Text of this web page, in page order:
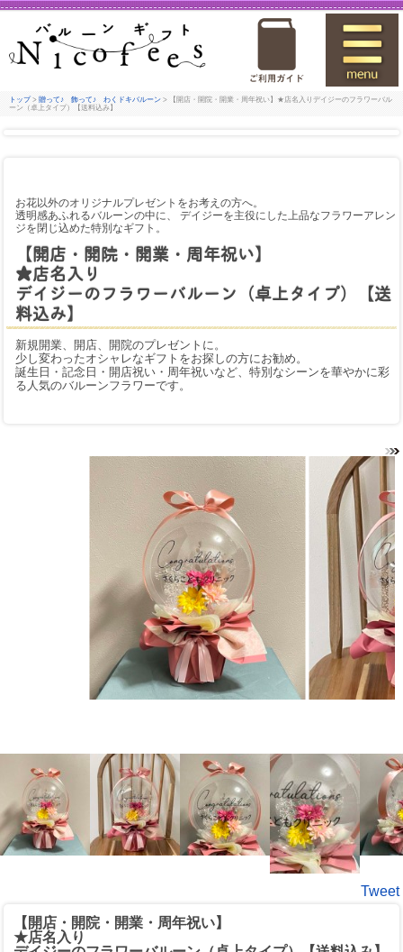
トップ > 贈って♪ 飾って♪ わくドキバルーン > 【開店・開院・開業・周年祝い】★店名入りデイジーのフラワーバル
ーン（卓上タイプ）【送料込み】
お花以外のオリジナルプレゼントをお考えの方へ。
透明感あふれるバルーンの中に、 デイジーを主役にした上品なフラワーアレン
ジを閉じ込めた特別なギフト。
【開店・開院・開業・周年祝い】
★店名入り
デイジーのフラワーバルーン（卓上タイプ）【送
料込み】
新規開業、開店、開院のプレゼントに。
少し変わったオシャレなギフトをお探しの方にお勧め。
誕生日・記念日・開店祝い・周年祝いなど、特別なシーンを華やかに彩
る人気のバルーンフラワーです。
Tweet
【開店・開院・開業・周年祝い】
★店名入り